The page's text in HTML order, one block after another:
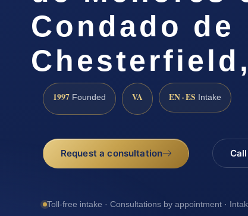
Condado de
1997 Founded VA EN · ES Intake
Request a consultation
Toll-free intake · Consultations by appointment ·